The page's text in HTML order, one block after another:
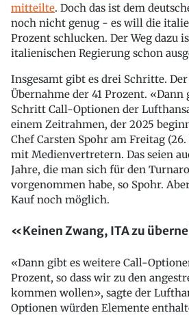
mitteilte. Doch das ist dem
noch nicht genug - es will die
Prozent schlucken. Der Weg dazu
italienischen Regierung schon
Insgesamt gibt es drei Schritte.
Übernahme der 41 Prozent. «Dann
Schritt Call-Optionen der
einem Zeitrahmen, der 2025
Chef Carsten Spohr am Freitag
mit Medienvertretern. Das seien
Jahre, die man sich für den
vorgenommen habe, so Spohr.
Kauf noch möglich.
«Keinen Zwang, ITA zu
«Dann gibt es weitere Call-
Prozent, so dass wir zu den
kommen wollen», sagte der
Optionen würden Elemente